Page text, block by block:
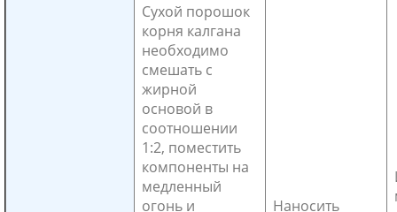
Сухой порошок
корня калгана
необходимо
смешать с
жирной
основой в
соотношении
1:2, поместить
компоненты на
медленный
огонь и
Наносить